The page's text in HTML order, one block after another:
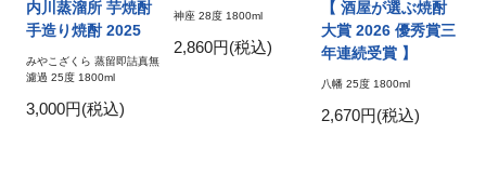
内川蒸溜所 芋焼酎
手造り焼酎 2025
みやこざくら 蒸留即詰真無
濾過 25度 1800ml
3,000円(税込)
神座 28度 1800ml
2,860円(税込)
【 酒屋が選ぶ焼酎
大賞 2026 優秀賞三
年連続受賞 】
八幡 25度 1800ml
2,670円(税込)